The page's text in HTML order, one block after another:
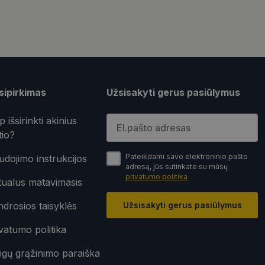
išsirinkti akinius
instrukcijos
matavimasis
taisyklės
politika
grąžinimo paraiška
Užsisakyti gerus pasiūlymus
Pateikdami savo elektroninio pašto
adresą, jūs sutinkate su mūsų
privatumo politika
Užsisakyti gerus pasiūlymus
slapukų
slapukų
platforma,